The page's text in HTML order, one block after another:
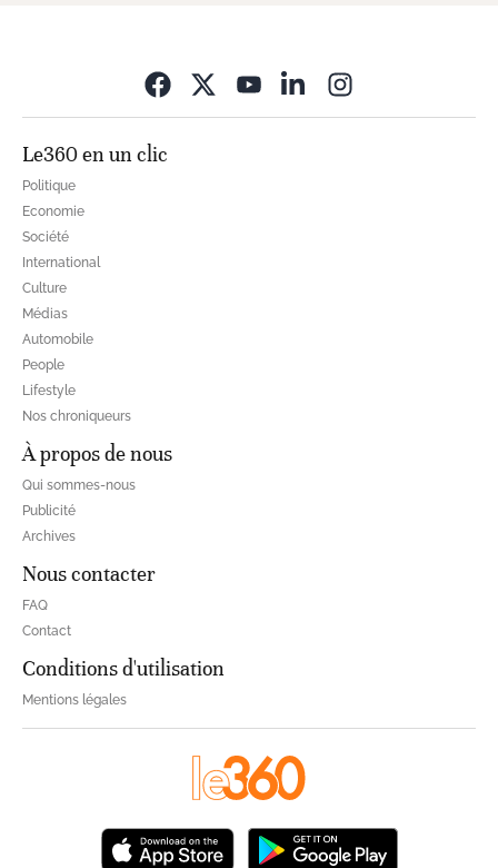
Le360 en un clic
Politique
Economie
Société
International
Culture
Médias
Automobile
People
Lifestyle
Nos chroniqueurs
À propos de nous
Qui sommes-nous
Publicité
Archives
Nous contacter
FAQ
Contact
Conditions d'utilisation
Mentions légales